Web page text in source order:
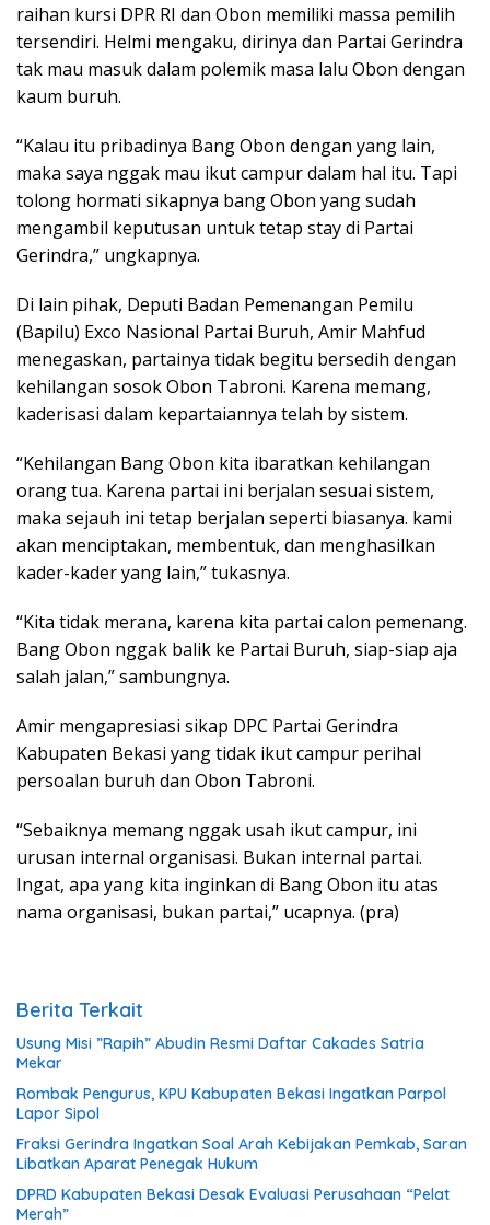
raihan kursi DPR RI dan Obon memiliki massa pemilih
tersendiri. Helmi mengaku, dirinya dan Partai Gerindra
tak mau masuk dalam polemik masa lalu Obon dengan
kaum buruh.
“Kalau itu pribadinya Bang Obon dengan yang lain,
maka saya nggak mau ikut campur dalam hal itu. Tapi
tolong hormati sikapnya bang Obon yang sudah
mengambil keputusan untuk tetap stay di Partai
Gerindra,” ungkapnya.
Di lain pihak, Deputi Badan Pemenangan Pemilu
(Bapilu) Exco Nasional Partai Buruh, Amir Mahfud
menegaskan, partainya tidak begitu bersedih dengan
kehilangan sosok Obon Tabroni. Karena memang,
kaderisasi dalam kepartaiannya telah by sistem.
“Kehilangan Bang Obon kita ibaratkan kehilangan
orang tua. Karena partai ini berjalan sesuai sistem,
maka sejauh ini tetap berjalan seperti biasanya. kami
akan menciptakan, membentuk, dan menghasilkan
kader-kader yang lain,” tukasnya.
“Kita tidak merana, karena kita partai calon pemenang.
Bang Obon nggak balik ke Partai Buruh, siap-siap aja
salah jalan,” sambungnya.
Amir mengapresiasi sikap DPC Partai Gerindra
Kabupaten Bekasi yang tidak ikut campur perihal
persoalan buruh dan Obon Tabroni.
“Sebaiknya memang nggak usah ikut campur, ini
urusan internal organisasi. Bukan internal partai.
Ingat, apa yang kita inginkan di Bang Obon itu atas
nama organisasi, bukan partai,” ucapnya. (pra)
Berita Terkait
Usung Misi ”Rapih” Abudin Resmi Daftar Cakades Satria
Mekar
Rombak Pengurus, KPU Kabupaten Bekasi Ingatkan Parpol
Lapor Sipol
Fraksi Gerindra Ingatkan Soal Arah Kebijakan Pemkab, Saran
Libatkan Aparat Penegak Hukum
DPRD Kabupaten Bekasi Desak Evaluasi Perusahaan “Pelat
Merah”